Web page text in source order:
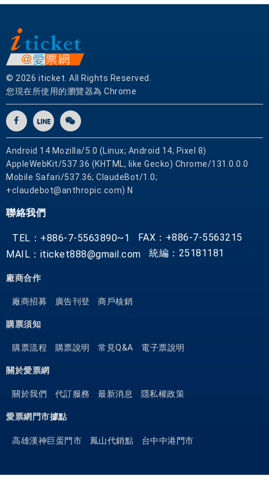
© 2026 iticket. All Rights Reserved.
您現在所使用的瀏覽器為 Chrome
Android 14 Mozilla/5.0 (Linux; Android 14; Pixel 8)
AppleWebKit/537.36 (KHTML, like Gecko) Chrome/131.0.0.0
Mobile Safari/537.36; ClaudeBot/1.0;
+claudebot@anthropic.com) N
聯絡我們
TEL：+886-7-5563890~1
FAX：+886-7-5563215
MAIL：iticket888@gmail.com
統編：25181181
廠商合作
廠商招募 廣告刊登 商戶核銷
購票須知
購票流程 購票說明 常見Q&A 電子票說明
關於愛票網
關於我們 代訂服務 最新消息 隱私權政策
愛票網門市據點
高雄漢神巨蛋門市 鳳山代銷點 台中中港門市